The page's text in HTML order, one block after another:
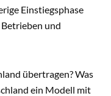
Einstiegsphase
und
übertragen? Was
ein Modell mit